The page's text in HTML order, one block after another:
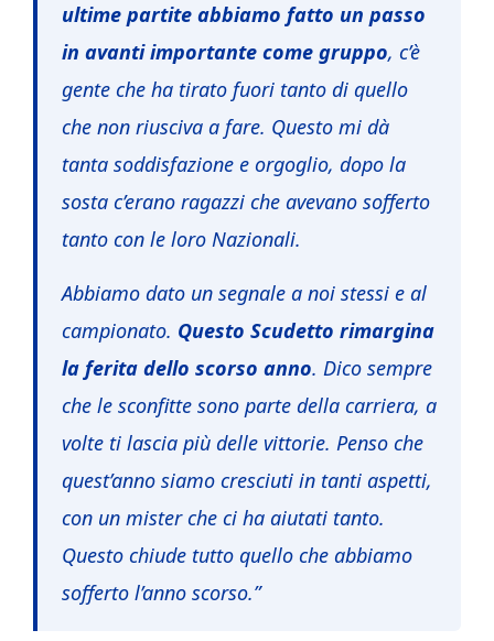
ultime partite abbiamo fatto un passo
in avanti importante come gruppo, c’è
gente che ha tirato fuori tanto di quello
che non riusciva a fare. Questo mi dà
tanta soddisfazione e orgoglio, dopo la
sosta c’erano ragazzi che avevano sofferto
tanto con le loro Nazionali.
Abbiamo dato un segnale a noi stessi e al
campionato. Questo Scudetto rimargina
la ferita dello scorso anno. Dico sempre
che le sconfitte sono parte della carriera, a
volte ti lascia più delle vittorie. Penso che
quest’anno siamo cresciuti in tanti aspetti,
con un mister che ci ha aiutati tanto.
Questo chiude tutto quello che abbiamo
sofferto l’anno scorso.”